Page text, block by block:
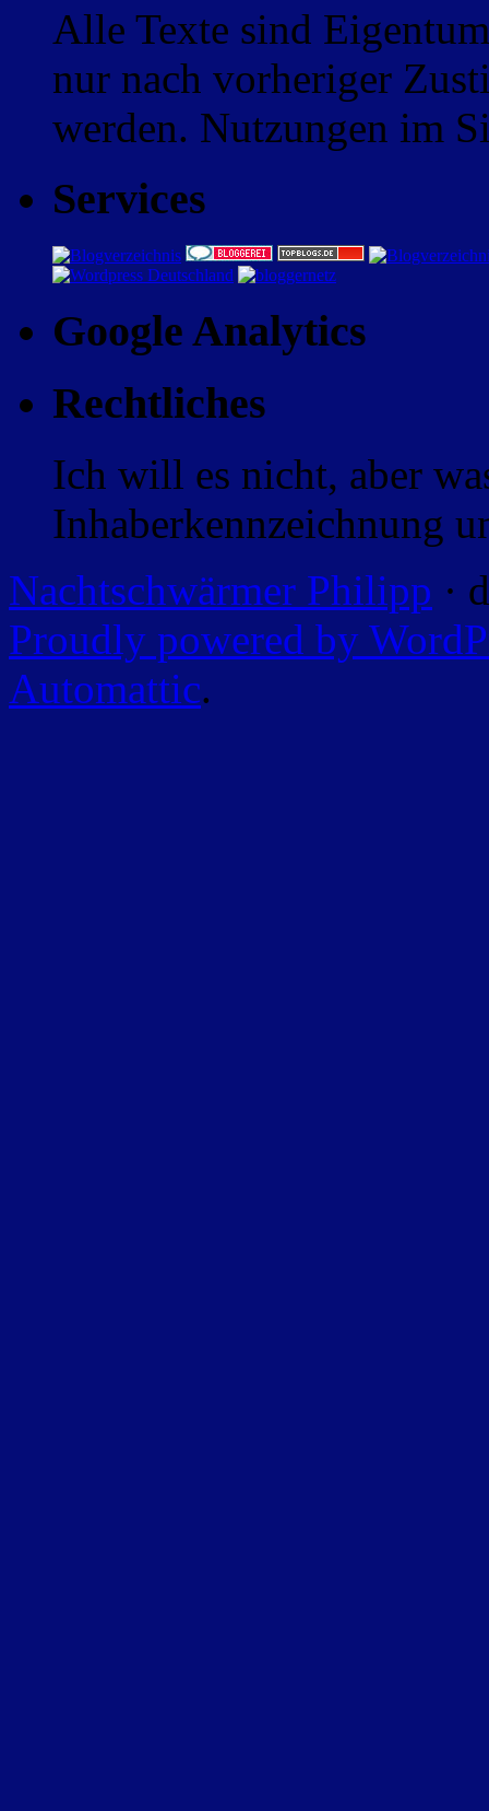
Alle Texte sind
nur nach vorheriger
werden. Nutzungen im
Services
Google Analytics
Rechtliches
Ich will es nicht, aber
Inhaberkennzeichnung
Nachtschwärmer Philipp ·
Proudly powered by
Automattic.